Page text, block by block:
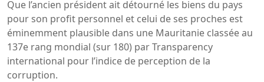
Que l’ancien président ait détourné les biens du pays
pour son profit personnel et celui de ses proches est
éminemment plausible dans une Mauritanie classée au
137e rang mondial (sur 180) par Transparency
international pour l’indice de perception de la
corruption.